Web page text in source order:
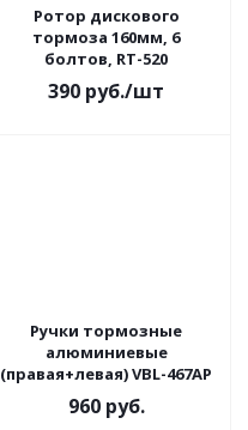
Ротор дискового
тормоза 160мм, 6
болтов, RT-520
390 руб./шт
Ручки тормозные
алюминиевые
(правая+левая) VBL-467AP
960руб.